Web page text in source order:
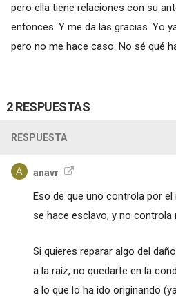
pero ella tiene relaciones con su
entonces. Y me da las gracias. Yo
pero no me hace caso. No sé qué
2 RESPUESTAS
RESPUESTA
anavr
Eso de que uno controla por
se hace esclavo, y no controla
Si quieres reparar algo del
a la raíz, no quedarte en la
a lo que lo ha ido originando